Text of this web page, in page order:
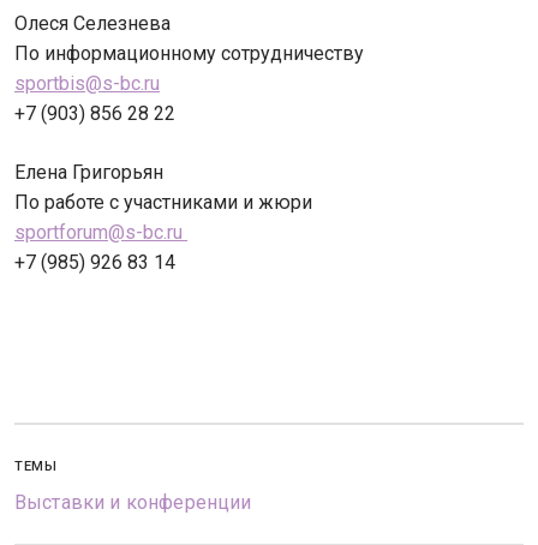
Олеся Селезнева
По информационному сотрудничеству
sportbis@s-bc.ru
+7 (903) 856 28 22
Елена Григорьян
По работе с участниками и жюри
sportforum@s-bc.ru
+7 (985) 926 83 14
ТЕМЫ
Выставки и конференции